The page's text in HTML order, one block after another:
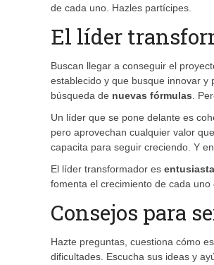
de cada uno. Hazles partícipes.
El líder
Buscan llegar a conseguir el
establecido y que busque innovar
búsqueda de nuevas fórmulas.
Un líder que se pone delante es
pero aprovechan cualquier valor
capacita para seguir creciendo. Y
El líder transformador es entusiasta
fomenta el crecimiento de cada
Consejos para
Hazte preguntas, cuestiona cómo
dificultades. Escucha sus ideas y